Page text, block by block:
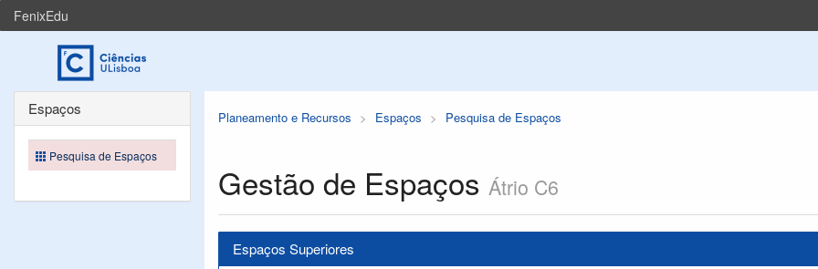
FenixEdu
Planeamento e Recursos Espaços Pesquisa de Espaços
Gestão de Espaços Átrio C6
Espaços Superiores
Espaços
Pesquisa de Espaços